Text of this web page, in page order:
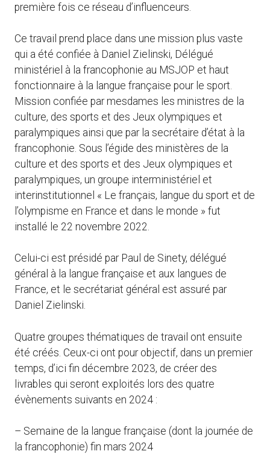
première fois ce réseau d’influenceurs.
Ce travail prend place dans une mission plus vaste
qui a été confiée à Daniel Zielinski, Délégué
ministériel à la francophonie au MSJOP et haut
fonctionnaire à la langue française pour le sport.
Mission confiée par mesdames les ministres de la
culture, des sports et des Jeux olympiques et
paralympiques ainsi que par la secrétaire d’état à la
francophonie. Sous l’égide des ministères de la
culture et des sports et des Jeux olympiques et
paralympiques, un groupe interministériel et
interinstitutionnel « Le français, langue du sport et de
l’olympisme en France et dans le monde » fut
installé le 22 novembre 2022.
Celui-ci est présidé par Paul de Sinety, délégué
général à la langue française et aux langues de
France, et le secrétariat général est assuré par
Daniel Zielinski.
Quatre groupes thématiques de travail ont ensuite
été créés. Ceux-ci ont pour objectif, dans un premier
temps, d’ici fin décembre 2023, de créer des
livrables qui seront exploités lors des quatre
évènements suivants en 2024 :
– Semaine de la langue française (dont la journée de
la francophonie) fin mars 2024